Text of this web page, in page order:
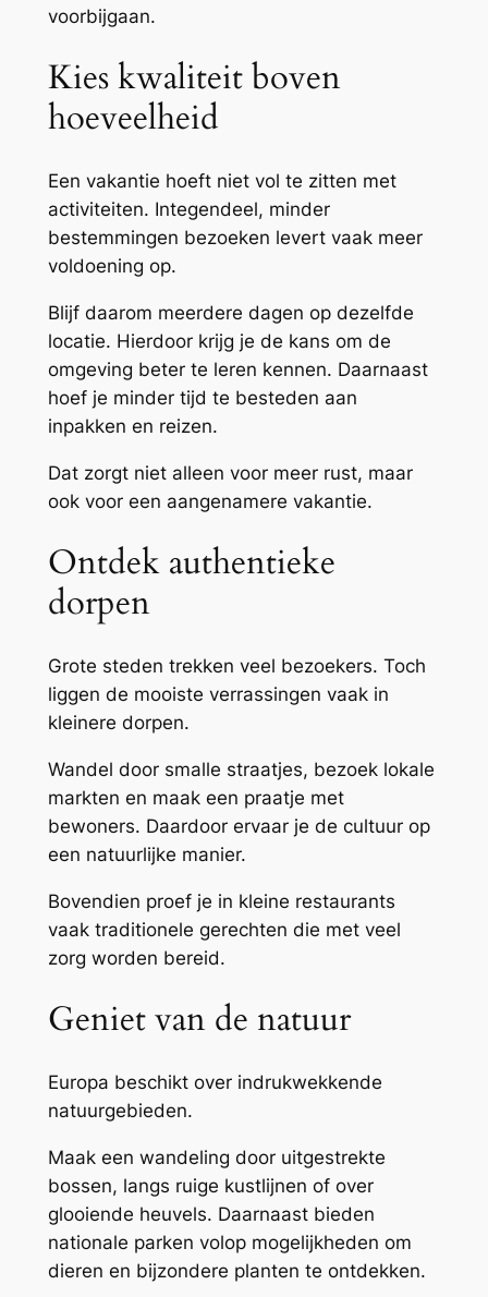
voorbijgaan.
Kies kwaliteit boven
hoeveelheid
Een vakantie hoeft niet vol te zitten met
activiteiten. Integendeel, minder
bestemmingen bezoeken levert vaak meer
voldoening op.
Blijf daarom meerdere dagen op dezelfde
locatie. Hierdoor krijg je de kans om de
omgeving beter te leren kennen. Daarnaast
hoef je minder tijd te besteden aan
inpakken en reizen.
Dat zorgt niet alleen voor meer rust, maar
ook voor een aangenamere vakantie.
Ontdek authentieke
dorpen
Grote steden trekken veel bezoekers. Toch
liggen de mooiste verrassingen vaak in
kleinere dorpen.
Wandel door smalle straatjes, bezoek lokale
markten en maak een praatje met
bewoners. Daardoor ervaar je de cultuur op
een natuurlijke manier.
Bovendien proef je in kleine restaurants
vaak traditionele gerechten die met veel
zorg worden bereid.
Geniet van de natuur
Europa beschikt over indrukwekkende
natuurgebieden.
Maak een wandeling door uitgestrekte
bossen, langs ruige kustlijnen of over
glooiende heuvels. Daarnaast bieden
nationale parken volop mogelijkheden om
dieren en bijzondere planten te ontdekken.